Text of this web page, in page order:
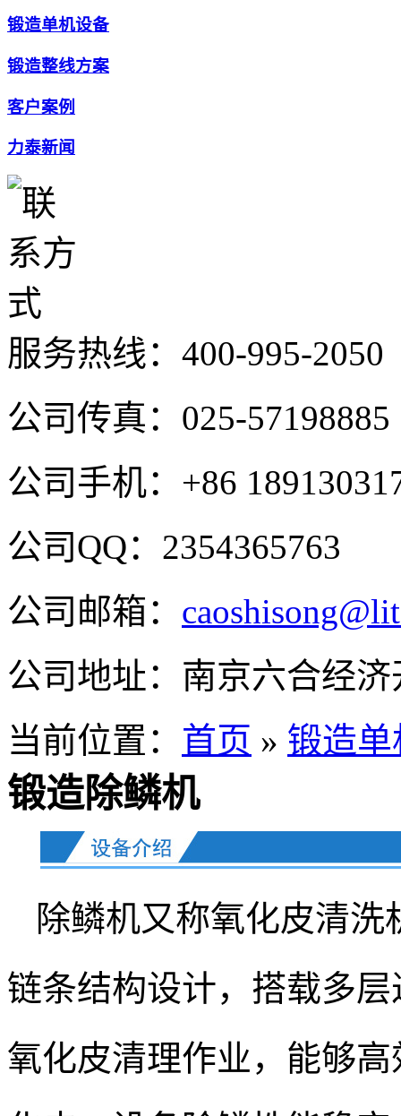
锻造单机设备
锻造整线方案
客户案例
力泰新闻
服务热线： 400-995-2050
公司传真：025-57198885
公司手机：+86
公司QQ：2354365763
公司邮箱：
公司地址：南京六合经
当前位置： 首页 » 锻造
锻造除鳞机
除鳞机又称氧化皮清
链条结构设计，搭载多
氧化皮清理作业，能够